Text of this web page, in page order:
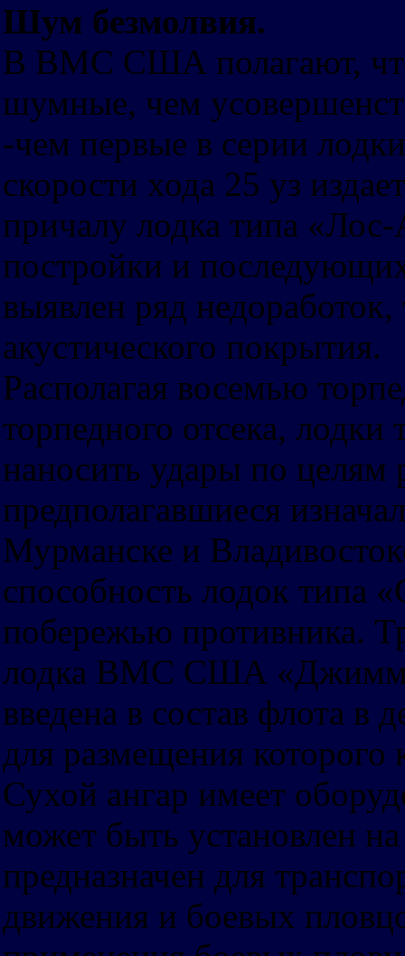
Шум безмолвия.
В ВМС США полагают, что
шумные, чем
-чем первые в серии
скорости хода 25 уз
причалу лодка типа
постройки и
выявлен ряд
акустического покрытия.
Располагая восемью
торпедного отсека,
наносить удары по целям
предполагавшиеся
Мурманске и
способность лодок типа
побережью противника.
лодка ВМС США «Джимми
введена в состав флота в
для размещения
Сухой ангар имеет
может быть установлен
предназначен для
движения и боевых